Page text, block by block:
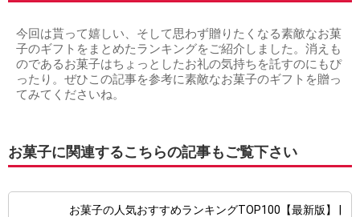
今回は貰って嬉しい、そして思わず贈りたくなる素敵なお菓
子のギフトをまとめたランキングをご紹介しました。消えも
のであるお菓子はちょっとしたお礼の気持ちを託すのにもぴ
ったり。ぜひこの記事を参考に素敵なお菓子のギフトを贈っ
てみてくださいね。
お菓子に関連するこちらの記事もご覧下さい
お菓子の人気おすすめランキングTOP100【最新版】 |